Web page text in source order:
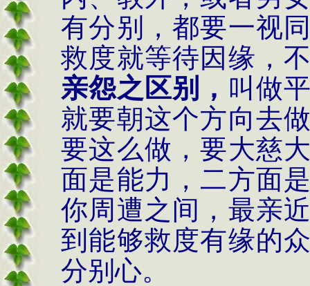
有分别，都要一视
救度就等待因缘，
亲怨之区别， 叫做
就要朝这个方向去
要这么做，要大慈
面是能力，二方面
你周遭之间，最亲
到能够救度有缘的
分别心。